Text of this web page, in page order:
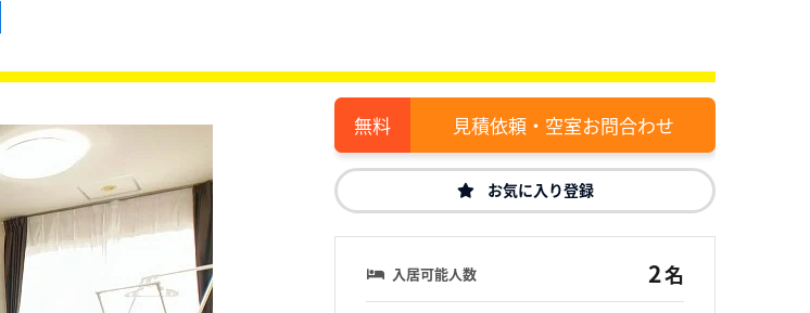
見積依頼・空室お問合わせ
お気に入り登録
入居可能人数 2名